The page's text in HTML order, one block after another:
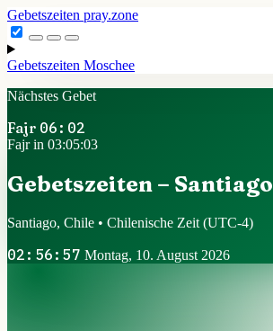
Gebetszeiten pray.zone
Gebetszeiten Moschee
Nächstes Gebet
Fajr 06:02
Fajr in 03:05:02
Gebetszeiten – Santiago
Santiago, Chile • Chilenische Zeit (UTC-4)
02:56:58 Montag, 10. August 2026